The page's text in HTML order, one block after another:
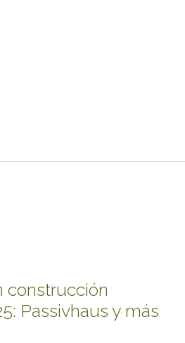
construcción
Passivhaus y más